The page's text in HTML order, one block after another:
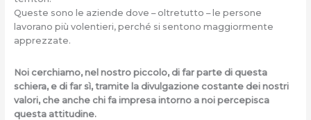
Queste sono le aziende dove – oltretutto – le persone
lavorano più volentieri, perché si sentono maggiormente
apprezzate.
Noi cerchiamo, nel nostro piccolo, di far parte di questa
schiera, e di far sì, tramite la divulgazione costante dei nostri
valori, che anche chi fa impresa intorno a noi percepisca
questa attitudine.